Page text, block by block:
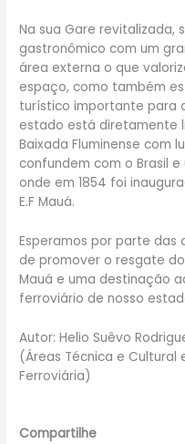
Na sua Gare revitalizada,
gastronômico com um
área externa o que
espaço, como também
turístico importante para
estado está diretamente
Baixada Fluminense com
confundem com o Brasil
onde em 1854 foi
E.F Mauá.
Esperamos por parte das
de promover o resgate
Mauá e uma destinação
ferroviário de nosso
Autor: Helio Suêvo
(Áreas Técnica e Cultural
Ferroviária)
Compartilhe